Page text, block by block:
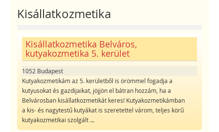
Kisállatkozmetika
Kisállatkozmetika Belváros,
kutyakozmetika 5. kerület
1052 Budapest
Kutyakozmetikám az 5. kerületből is örömmel fogadja a
kutyusokat és gazdijaikat, jöjjön el bátran hozzám, ha a
Belvárosban kisállatkozmetikát keres! Kutyakozmetikámban
a kis- és nagytestű kutyákat is szeretettel várom, teljes körű
kutyakozmetikai szolgált...